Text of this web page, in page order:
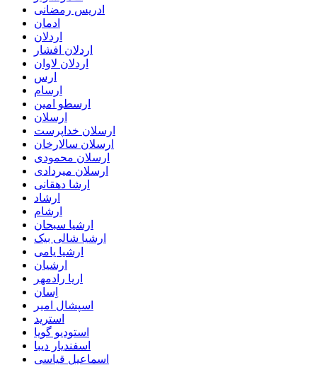
ادریس رمضانی
ادمان
اردلان
اردلان افشار
اردلان لاوان
ارس
ارسام
ارسطو امین
ارسلان
ارسلان خداپرست
ارسلان سالارخان
ارسلان محمودی
ارسلان میردادی
ارشا دهقانی
ارشاد
ارشام
ارشیا سبحان
ارشیا شالی بیک
ارشیا یامی
ارشیان
اریا رادمهر
اِسان
اسپشال امیر
استرید
استودیو گویا
اسفندیار دیبا
اسماعیل قیاسی